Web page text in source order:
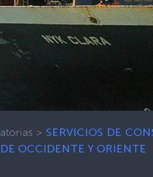
> SERVICIOS DE
OCCIDENTE Y ORIENTE